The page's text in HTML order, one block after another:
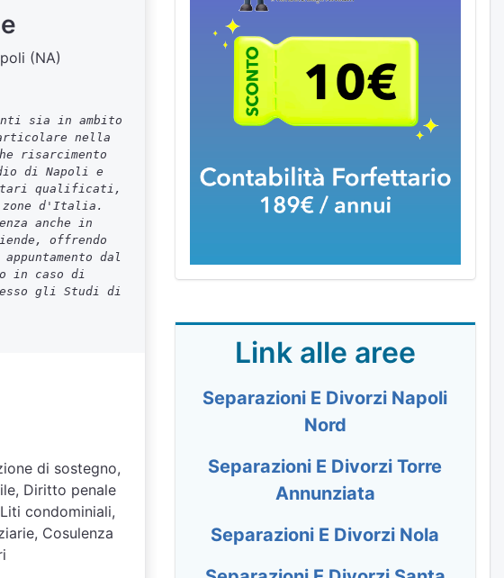
(NA)
sia in ambito
nella
risarcimento
di Napoli e
qualificati,
zone d'Italia.
anche in
offrendo
dal
in caso di
gli Studi di
di sostegno,
Diritto penale
condominiali,
Cosulenza
Link alle aree
Separazioni E Divorzi Napoli
Nord
Separazioni E Divorzi Torre
Annunziata
Separazioni E Divorzi Nola